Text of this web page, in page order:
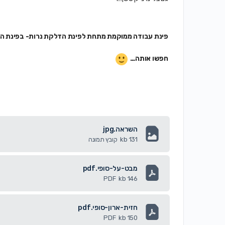
פינת עבודה ממוקמת מתחת לפינת הדלקת נרות- בפינת
חפשו אותה…
השראה.jpg
131 kb קובץ תמונה
מבט-על-סופי.pdf
146 kb
PDF
חזית-ארון-סופי.pdf
150 kb
PDF